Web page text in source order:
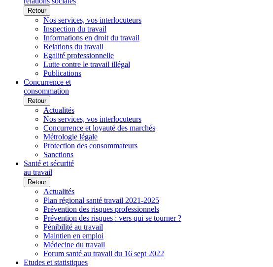
Retour
Nos services, vos interlocuteurs
Inspection du travail
Informations en droit du travail
Relations du travail
Egalité professionnelle
Lutte contre le travail illégal
Publications
Concurrence et
consommation
Retour
Actualités
Nos services, vos interlocuteurs
Concurrence et loyauté des marchés
Métrologie légale
Protection des consommateurs
Sanctions
Santé et sécurité
au travail
Retour
Actualités
Plan régional santé travail 2021-2025
Prévention des risques professionnels
Prévention des risques : vers qui se tourner ?
Pénibilité au travail
Maintien en emploi
Médecine du travail
Forum santé au travail du 16 sept 2022
Etudes et statistiques